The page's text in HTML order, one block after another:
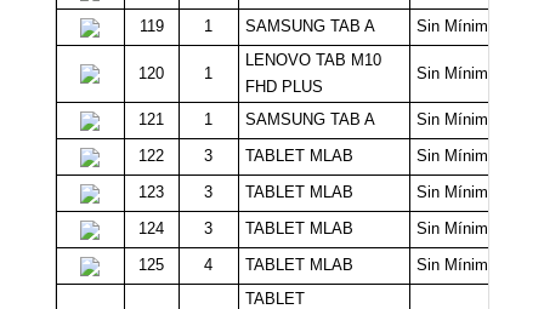
119
1 SAMSUNG TAB A Sin Mínimo
120 1
LENOVO TAB M10
FHD PLUS
Sin Mínimo
121 1 SAMSUNG TAB A
Sin Mínimo
122
3 TABLET MLAB
Sin Mínimo
123
3 TABLET MLAB
Sin Mínimo
124
3 TABLET MLAB
Sin Mínimo
125
4 TABLET MLAB Sin Mínimo
TABLET